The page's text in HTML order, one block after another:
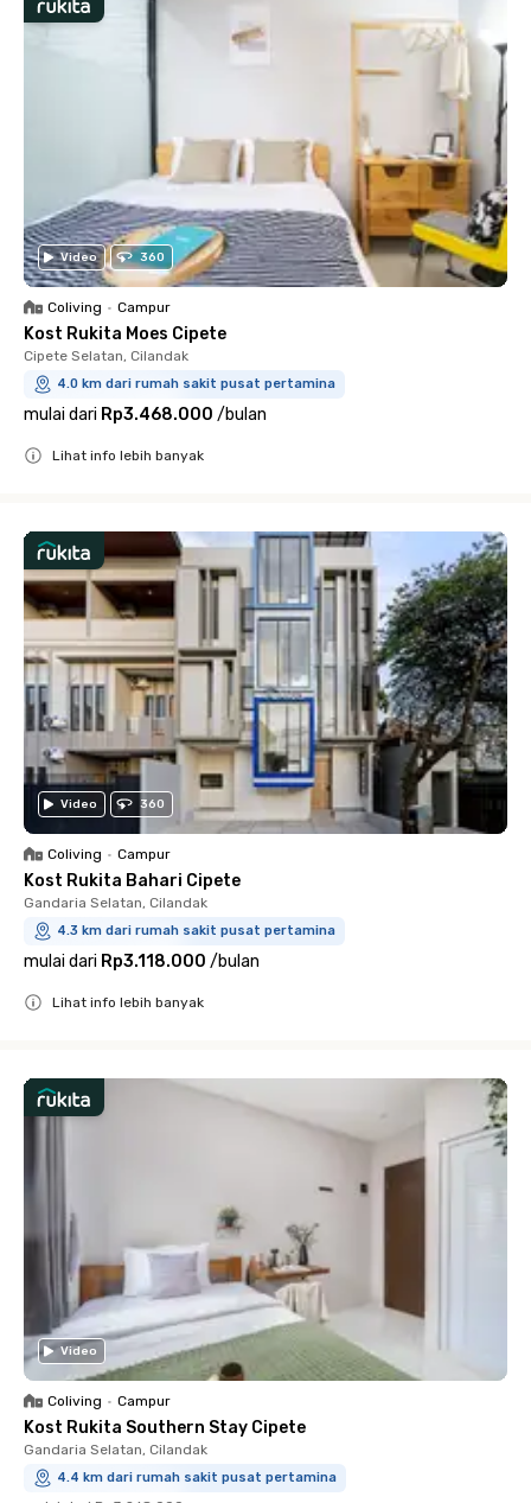
Video 360
Coliving • Campur
Kost Rukita Moes Cipete
Cipete Selatan, Cilandak
4.0 km dari rumah sakit pusat pertamina
mulai dari Rp3.468.000 /bulan
Lihat info lebih banyak
Video 360
Coliving • Campur
Kost Rukita Bahari Cipete
Gandaria Selatan, Cilandak
4.3 km dari rumah sakit pusat pertamina
mulai dari Rp3.118.000 /bulan
Lihat info lebih banyak
Video
Coliving • Campur
Kost Rukita Southern Stay Cipete
Gandaria Selatan, Cilandak
4.4 km dari rumah sakit pusat pertamina